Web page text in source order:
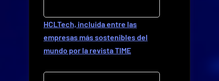
HCLTech, incluida entre las
empresas más sostenibles del
mundo por la revista TIME